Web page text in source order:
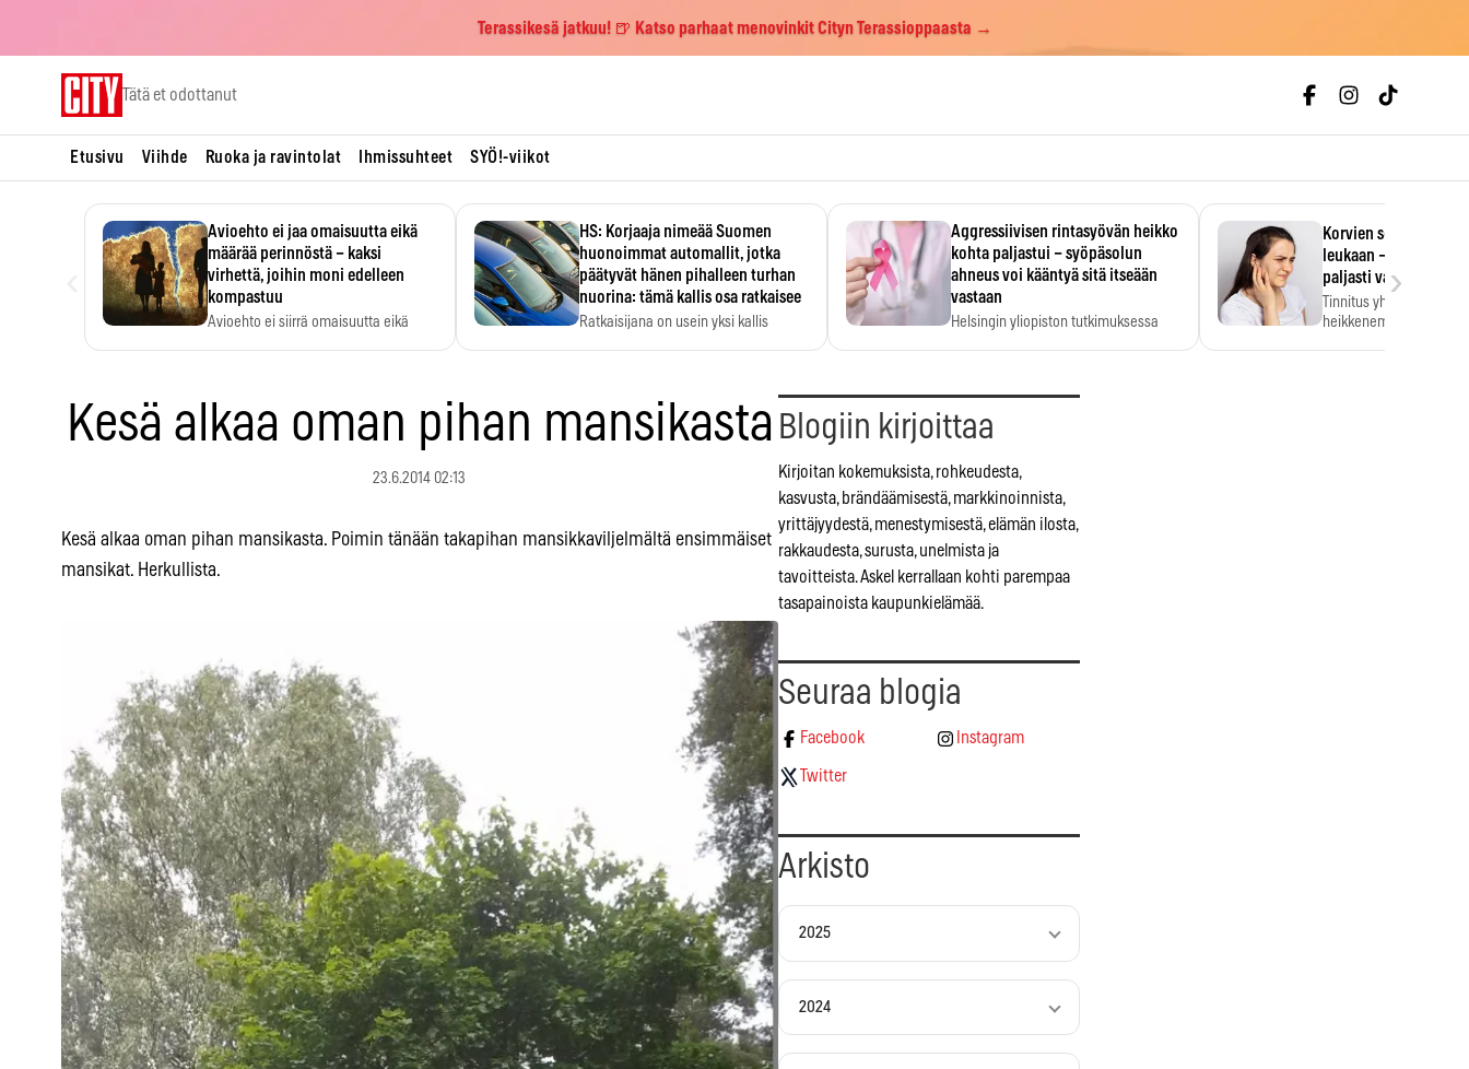
Terassikesä jatkuu! 🍺 Katso parhaat menovinkit Cityn Terassioppaasta →
Tätä et odottanut
Etusivu Viihde Ruoka ja ravintolat Ihmissuhteet SYÖ!-viikot
Avioehto ei jaa omaisuutta eikä
määrää perinnöstä – kaksi
virhettä, joihin moni edelleen
kompastuu
Avioehto ei siirrä omaisuutta eikä
HS: Korjaaja nimeää Suomen
huonoimmat automallit, jotka
päätyvät hänen pihalleen turhan
nuorina: tämä kallis osa ratkaisee
Ratkaisijana on usein yksi kallis
Aggressiivisen rintasyövän heikko
kohta paljastui – syöpäsolun
ahneus voi kääntyä sitä itseään
vastaan
Helsingin yliopiston tutkimuksessa
Korvien soiminen
leukaan – 47 349
paljasti vahvan
Tinnitus yhdistetään
heikkenemiseen.
›
Kesä alkaa oman pihan mansikasta
23.6.2014 02:13
Kesä alkaa oman pihan mansikasta. Poimin tänään takapihan mansikkaviljelmältä ensimmäiset
mansikat. Herkullista.
Blogiin kirjoittaa
Kirjoitan kokemuksista, rohkeudesta,
kasvusta, brändäämisestä, markkinoinnista,
yrittäjyydestä, menestymisestä, elämän ilosta,
rakkaudesta, surusta, unelmista ja
tavoitteista. Askel kerrallaan kohti parempaa
tasapainoista kaupunkielämää.
Seuraa blogia
Facebook Instagram
Twitter
Arkisto
2025
2024